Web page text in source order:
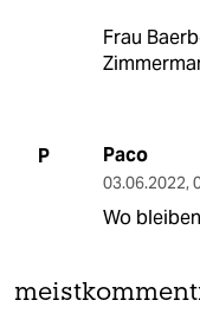
Frau
P Paco
03.06.2022,
Wo